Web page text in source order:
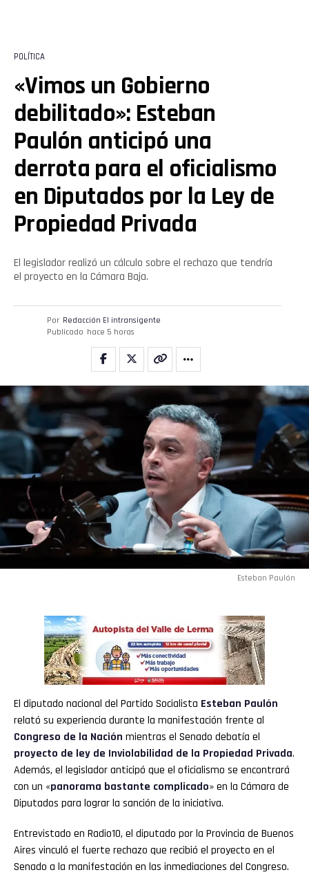
POLÍTICA
«Vimos un Gobierno
debilitado»: Esteban
Paulón anticipó una
derrota para el oficialismo
en Diputados por la Ley de
Propiedad Privada
El legislador realizó un cálculo sobre el rechazo que tendría
el proyecto en la Cámara Baja.
Por Redacción El intransigente
Publicado hace 5 horas
Esteban Paulón
El diputado nacional del Partido Socialista Esteban Paulón
relató su experiencia durante la manifestación frente al
Congreso de la Nación mientras el Senado debatía el
proyecto de ley de Inviolabilidad de la Propiedad Privada.
Además, el legislador anticipó que el oficialismo se encontrará
con un «panorama bastante complicado» en la Cámara de
Diputados para lograr la sanción de la iniciativa.
Entrevistado en Radio10, el diputado por la Provincia de Buenos
Aires vinculó el fuerte rechazo que recibió el proyecto en el
Senado a la manifestación en las inmediaciones del Congreso.